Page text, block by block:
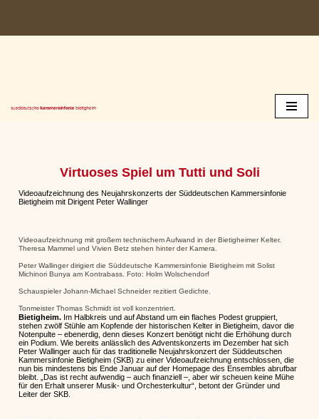
Zum
Virtuoses Spiel um Tutti und Soli
Videoaufzeichnung des Neujahrskonzerts der Süddeutschen Kammersinfonie
Bietigheim mit Dirigent Peter Wallinger
Videoaufzeichnung mit großem technischem Aufwand in der Bietigheimer Kelter.
Theresa Mammel und Vivien Betz stehen hinter der Kamera.
Peter Wallinger dirigiert die Süddeutsche Kammersinfonie Bietigheim mit Solist
Michinori Bunya am Kontrabass. Foto: Holm Wolschendorf
Schauspieler Johann-Michael Schneider rezitiert Gedichte.
Tonmeister Thomas Schmidt ist voll konzentriert.
Bietigheim. Im Halbkreis und auf Abstand um ein flaches Podest gruppiert,
stehen zwölf Stühle am Kopfende der historischen Kelter in Bietigheim, davor die
Notenpulte – ebenerdig, denn dieses Konzert benötigt nicht die Erhöhung durch
ein Podium. Wie bereits anlässlich des Adventskonzerts im Dezember hat sich
Peter Wallinger auch für das traditionelle Neujahrskonzert der Süddeutschen
Kammersinfonie Bietigheim (SKB) zu einer Videoaufzeichnung entschlossen, die
nun bis mindestens bis Ende Januar auf der Homepage des Ensembles abrufbar
bleibt. „Das ist recht aufwendig – auch finanziell –, aber wir scheuen keine Mühe
für den Erhalt unserer Musik- und Orchesterkultur“, betont der Gründer und
Leiter der SKB.